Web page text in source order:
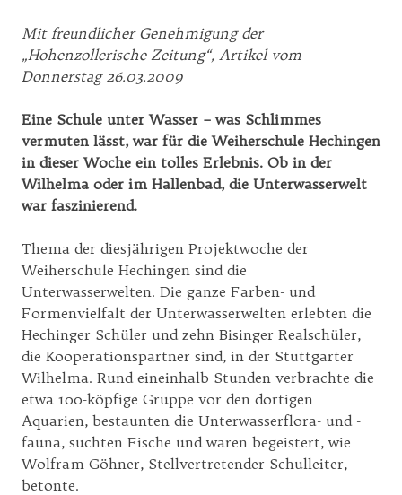
Mit freundlicher Genehmigung der
„Hohenzollerische Zeitung“, Artikel vom
Donnerstag 26.03.2009
Eine Schule unter Wasser – was Schlimmes
vermuten lässt, war für die Weiherschule Hechingen
in dieser Woche ein tolles Erlebnis. Ob in der
Wilhelma oder im Hallenbad, die Unterwasserwelt
war faszinierend.
Thema der diesjährigen Projektwoche der
Weiherschule Hechingen sind die
Unterwasserwelten. Die ganze Farben- und
Formenvielfalt der Unterwasserwelten erlebten die
Hechinger Schüler und zehn Bisinger Realschüler,
die Kooperationspartner sind, in der Stuttgarter
Wilhelma. Rund eineinhalb Stunden verbrachte die
etwa 100-köpfige Gruppe vor den dortigen
Aquarien, bestaunten die Unterwasserflora- und -
fauna, suchten Fische und waren begeistert, wie
Wolfram Göhner, Stellvertretender Schulleiter,
betonte.